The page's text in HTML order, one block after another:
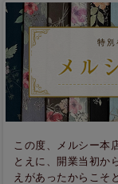
この度、メルシー本
とえに、開業当初か
えがあったからこそ